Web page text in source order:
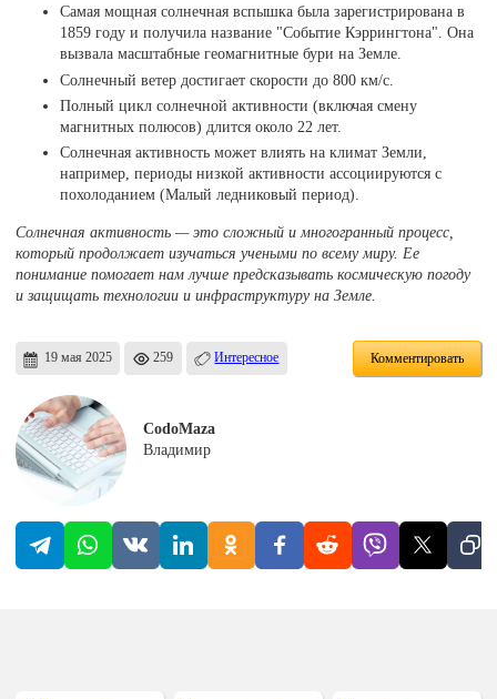
Самая мощная солнечная вспышка была зарегистрирована в
1859 году и получила название "Событие Кэррингтона". Она
вызвала масштабные геомагнитные бури на Земле.
Солнечный ветер достигает скорости до 800 км/с.
Полный цикл солнечной активности (включая смену
магнитных полюсов) длится около 22 лет.
Солнечная активность может влиять на климат Земли,
например, периоды низкой активности ассоциируются с
похолоданием (Малый ледниковый период).
Солнечная активность — это сложный и многогранный процесс,
который продолжает изучаться учеными по всему миру. Ее
понимание помогает нам лучше предсказывать космическую погоду
и защищать технологии и инфраструктуру на Земле.
19 мая 2025 259 Интересное Комментировать
CodoMaza
Владимир